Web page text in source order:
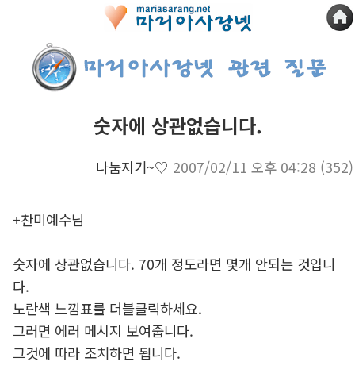
숫자에 상관없습니다.
나눔지기~♡ 2007/02/11 오후 04:28 (352)
+찬미예수님
숫자에 상관없습니다. 70개 정도라면 몇개 안되는 것입니
다.
노란색 느낌표를 더블클릭하세요.
그러면 에러 메시지 보여줍니다.
그것에 따라 조치하면 됩니다.